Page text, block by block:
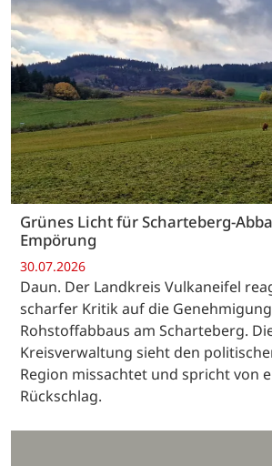
Grünes Licht für Scharteberg-
Empörung
30.07.2026
Daun. Der Landkreis Vulkaneifel
scharfer Kritik auf die
Rohstoffabbaus am Scharteberg.
Kreisverwaltung sieht den
Region missachtet und spricht von
Rückschlag.